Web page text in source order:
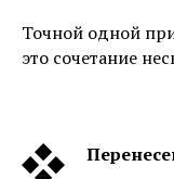
Точной одной
это сочетание